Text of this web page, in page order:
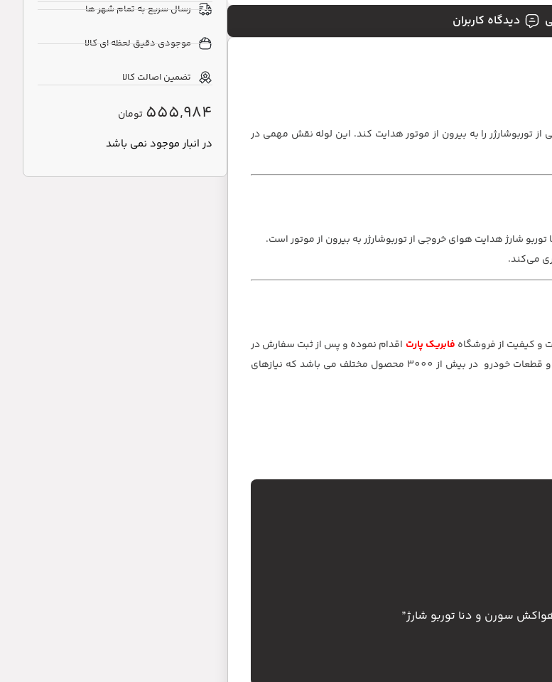
دیدگاه کاربران
را به بیرون از موتور هدایت کند. این لوله نقش مهمی در
شارژ هدایت هوای خروجی از توربوشارژر به بیرون از موتور است.
می‌کند.
و کیفیت از فروشگاه فابریک پارت اقدام نموده و پس از ثبت سفارش در
سریع ترین زمان ممکن درب منزل تحویل بگیرید. فابریک پارت عرضه کننده انواع لوازم و قطعات خودرو در بیش از 3000 محصول مختلف می باشد که نیازهای
سورن و دنا توربو شارژ”
رسال سریع به تمام شهر ها
موجودی دقیق لحظه ای کالا
تضمین اصالت کالا
555,984 تومان
در انبار موجود نمی باشد